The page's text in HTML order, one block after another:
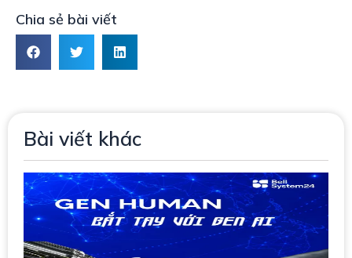
Chia sẻ bài viết
Bài viết khác